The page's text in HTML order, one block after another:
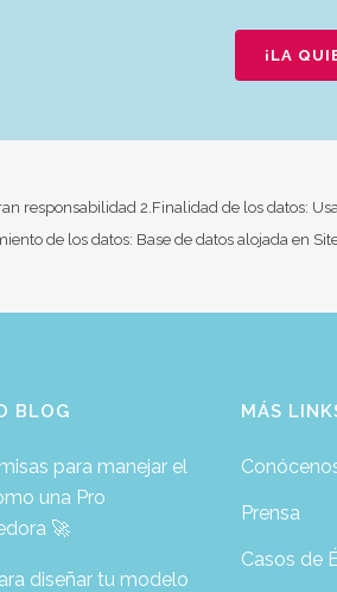
responsabilidad 2.Finalidad de los datos:
de los datos: Base de datos alojada en
BLOG
para manejar el
una Pro
🚀
diseñar tu modelo
MÁS
Prensa
Casos de